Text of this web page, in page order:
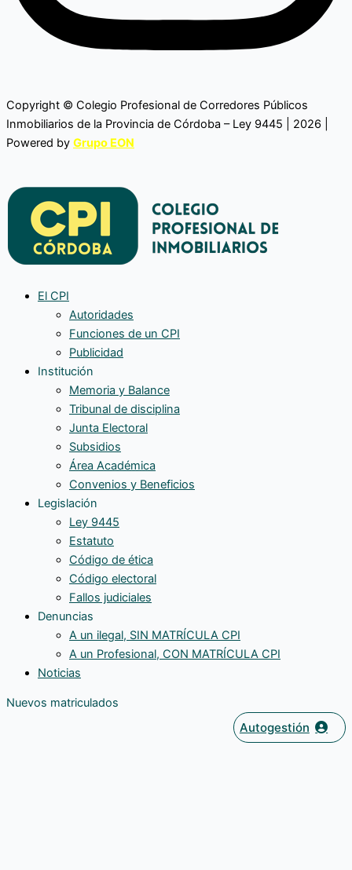
Copyright © Colegio Profesional de Corredores Públicos
Inmobiliarios de la Provincia de Córdoba – Ley 9445 | 2026 |
Powered by Grupo EON
El CPI
Autoridades
Funciones de un CPI
Publicidad
Institución
Memoria y Balance
Tribunal de disciplina
Junta Electoral
Subsidios
Área Académica
Convenios y Beneficios
Legislación
Ley 9445
Estatuto
Código de ética
Código electoral
Fallos judiciales
Denuncias
A un ilegal, SIN MATRÍCULA CPI
A un Profesional, CON MATRÍCULA CPI
Noticias
Nuevos matriculados
Autogestión